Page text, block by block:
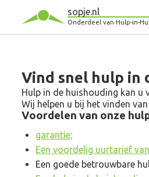
sopje.nl
Onderdeel van Hulp-in-
Vind snel hulp in
Hulp in de huishouding kan u
Wij helpen u bij het vinden
Voordelen van onze
garantie;
Een voordelig uurtarief
Een goede betrouwbare